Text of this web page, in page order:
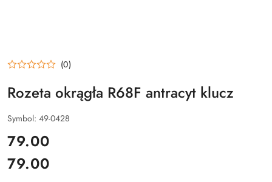
(0)
Rozeta okrągła R68F antracyt klucz
Symbol: 49-0428
cena:
79.00
Cena:
79.00